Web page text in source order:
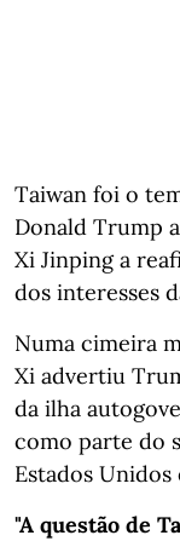
Taiwan foi o
Donald Trump
Xi Jinping a
dos interesses
Numa cimeira
Xi advertiu
da ilha
como parte do
Estados
"A questão de